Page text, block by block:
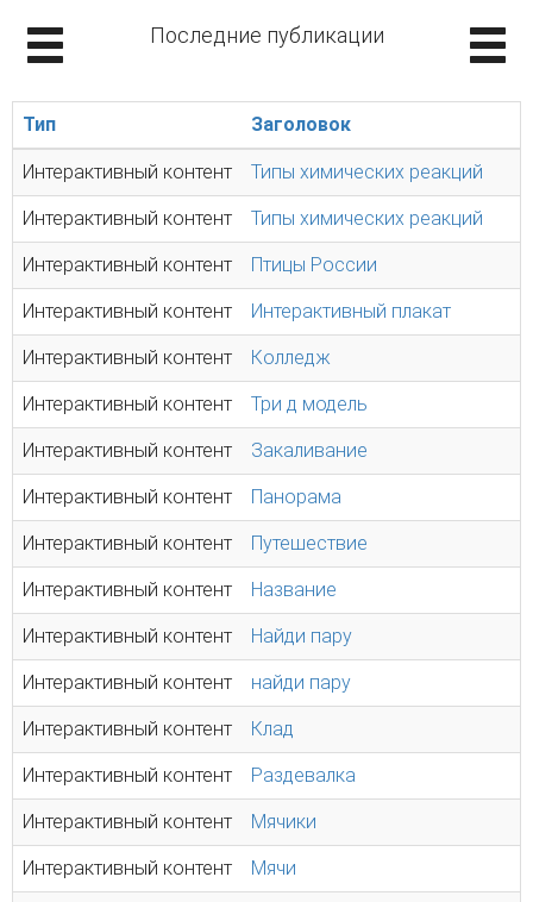
Последние публикации
Тип Заголовок
Интерактивный контент Типы химических реакций
Интерактивный контент Типы химических реакций
Интерактивный контент Птицы России
Интерактивный контент Интерактивный плакат
Интерактивный контент Колледж
Интерактивный контент Три д модель
Интерактивный контент Закаливание
Интерактивный контент Панорама
Интерактивный контент Путешествие
Интерактивный контент Название
Интерактивный контент Найди пару
Интерактивный контент найди пару
Интерактивный контент Клад
Интерактивный контент Раздевалка
Интерактивный контент Мячики
Интерактивный контент Мячи